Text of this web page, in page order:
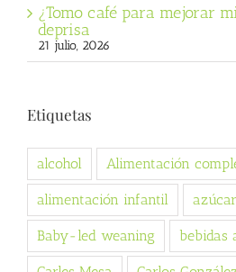
¿Tomo café para mejorar
deprisa
21 julio, 2026
Etiquetas
alcohol Alimentación
alimentación infantil azúcar
Baby-led weaning bebidas